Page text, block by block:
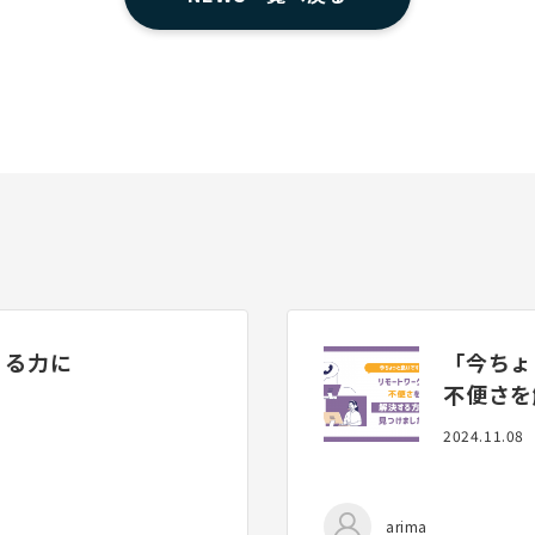
る力に
「今ち
不便さ
2024.11.08
arima